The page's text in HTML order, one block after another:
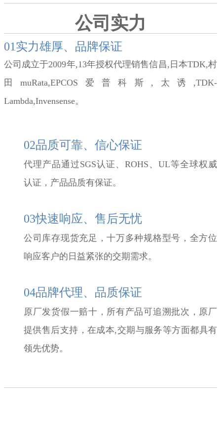
公司实力
01实力雄厚、品牌保证
公司成立于2009年,13年授权代理销售信昌,日本TDK,村
田muRata,EPCOS爱普科斯,太诱,TDK-
Lambda,Invensense。
02品质可靠、信心保证
代理产品通过SGS认证、ROHS、UL等全球权威
认证，产品品质有保证。
03快速响应、售后无忧
公司库存现货充足，十万多种规格型号，全方位
响应客户的日益紧张的交期需求。
04品牌代理、品质保证
原厂发货假一赔十，所有产品可追溯批次，原厂
提供售后支持，在成本,交期与服务等方面都具有
领先优势。